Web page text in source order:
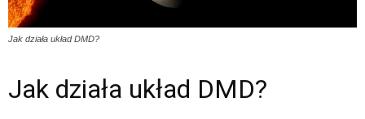
Jak działa układ DMD?
Jak działa układ DMD?